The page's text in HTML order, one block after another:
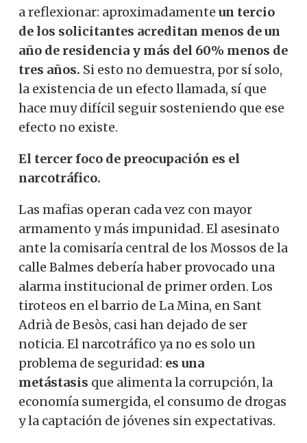
a reflexionar: aproximadamente un tercio
de los solicitantes acreditan menos de un
año de residencia y más del 60% menos de
tres años. Si esto no demuestra, por sí solo,
la existencia de un efecto llamada, sí que
hace muy difícil seguir sosteniendo que ese
efecto no existe.
El tercer foco de preocupación es el
narcotráfico.
Las mafias operan cada vez con mayor
armamento y más impunidad. El asesinato
ante la comisaría central de los Mossos de la
calle Balmes debería haber provocado una
alarma institucional de primer orden. Los
tiroteos en el barrio de La Mina, en Sant
Adrià de Besòs, casi han dejado de ser
noticia. El narcotráfico ya no es solo un
problema de seguridad: es una
metástasis que alimenta la corrupción, la
economía sumergida, el consumo de drogas
y la captación de jóvenes sin expectativas.